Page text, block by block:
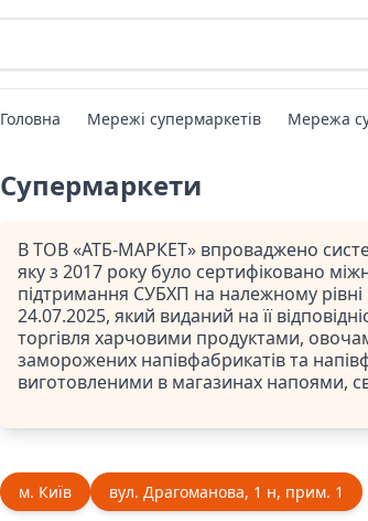
Головна Мережі супермаркетів Мережа
Супермаркети
В ТОВ «АТБ-МАРКЕТ» впроваджено
яку з 2017 року було сертифіковано
підтримання СУБХП на належному
24.07.2025, який виданий на її
торгівля харчовими продуктами,
заморожених напівфабрикатів та
виготовленими в магазинах напоями,
м. Київ вул. Драгоманова, 1 н, прим. 1